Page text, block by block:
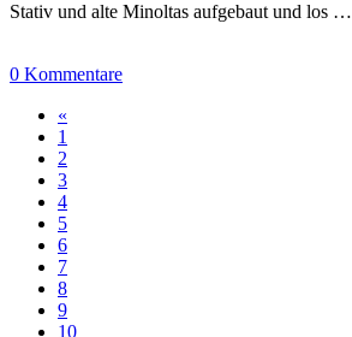
Stativ und alte Minoltas aufgebaut und los …
0 Kommentare
«
1
2
3
4
5
6
7
8
9
10